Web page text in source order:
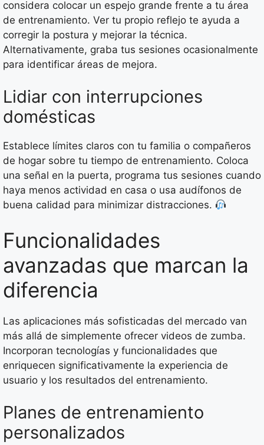
considera colocar un espejo grande frente a tu área
de entrenamiento. Ver tu propio reflejo te ayuda a
corregir la postura y mejorar la técnica.
Alternativamente, graba tus sesiones ocasionalmente
para identificar áreas de mejora.
Lidiar con interrupciones
domésticas
Establece límites claros con tu familia o compañeros
de hogar sobre tu tiempo de entrenamiento. Coloca
una señal en la puerta, programa tus sesiones cuando
haya menos actividad en casa o usa audífonos de
buena calidad para minimizar distracciones.
Funcionalidades
avanzadas que marcan la
diferencia
Las aplicaciones más sofisticadas del mercado van
más allá de simplemente ofrecer videos de zumba.
Incorporan tecnologías y funcionalidades que
enriquecen significativamente la experiencia de
usuario y los resultados del entrenamiento.
Planes de entrenamiento
personalizados